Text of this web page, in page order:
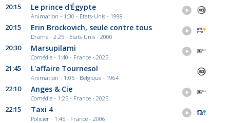
20:15 Le prince d'Égypte
Animation - 1:30 - Etats-Unis - 1998
20:15 Erin Brockovich, seule contre tous
Drame - 2:25 - Etats-Unis - 2000
20:30 Marsupilami
Comédie - 1:40 - France - 2025
21:45 L'affaire Tournesol
Animation - 1:05 - Belgique - 1964
22:10 Anges & Cie
Comédie - 1:25 - France - 2025
22:15 Taxi 4
Policier - 1:45 - France - 2006